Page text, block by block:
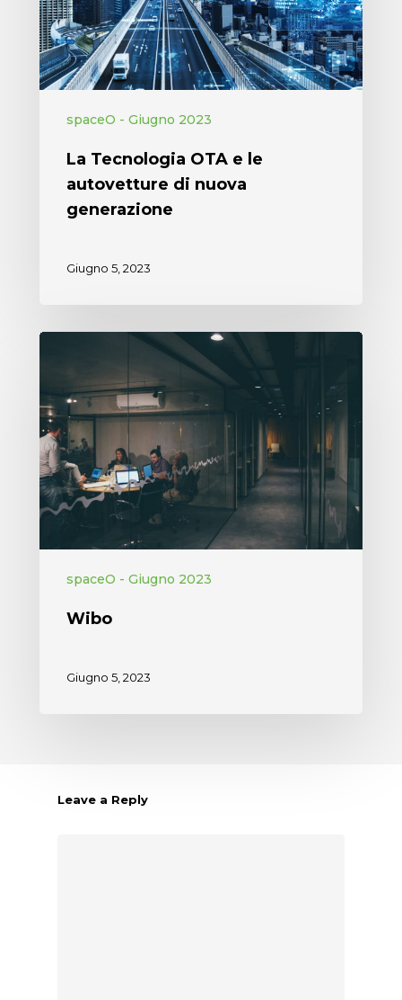
spaceO - Giugno 2023
La Tecnologia OTA e le
autovetture di nuova
generazione
Giugno 5, 2023
spaceO - Giugno 2023
Wibo
Giugno 5, 2023
Leave a Reply